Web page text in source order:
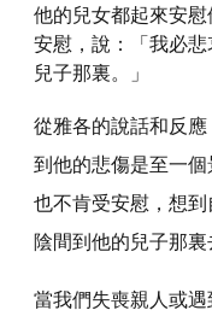
他的兒女都起來安
安慰，說：「我必
兒子那裏。」
從雅各的說話和反
到他的悲傷是至一
也不肯受安慰，想
陰間到他的兒子那裏
當我們失喪親人或遇